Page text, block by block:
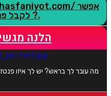
לקבל פרטים בבקשה ?.
הלנה
מה עובר לך בראש? יש לך איזו